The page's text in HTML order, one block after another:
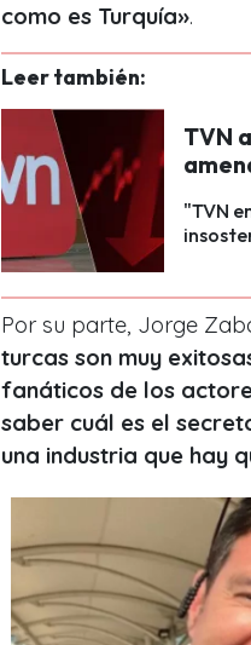
como es Turquía».
Leer también:
TVN
"TVN
Por su parte, Jorge
turcas son muy
fanáticos de los
saber cuál es el
una industria que hay